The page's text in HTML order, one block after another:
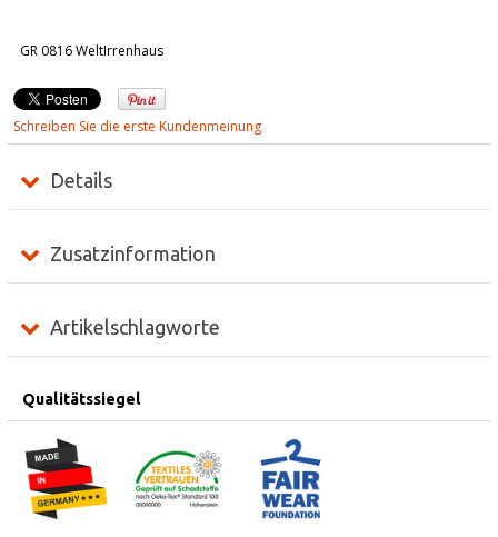
GR 0816 WeltIrrenhaus
Schreiben Sie die erste Kundenmeinung
Details
Zusatzinformation
Artikelschlagworte
Qualitätssiegel